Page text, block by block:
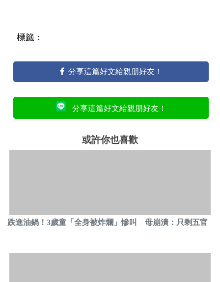
標籤：
分享這篇好文給親朋好友！
分享這篇好文給親朋好友！
或許你也喜歡
跌進油鍋！3歲童「全身被炸爛」慘叫 母崩潰：只剩五官